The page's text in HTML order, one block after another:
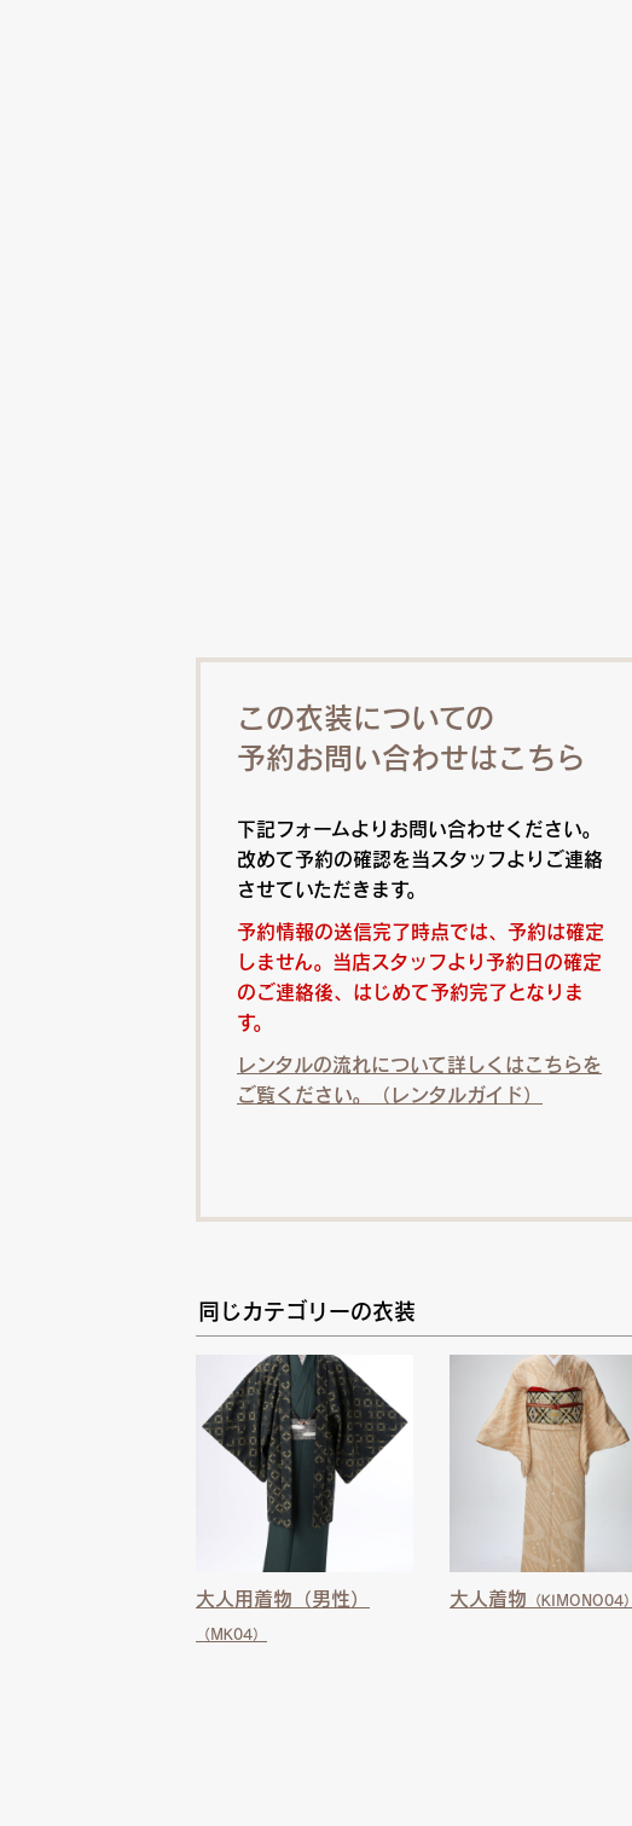
この衣装についての
予約お問い合わせはこちら
下記フォームよりお問い合わせください。
改めて予約の確認を当スタッフよりご連絡
させていただきます。
予約情報の送信完了時点では、予約は確定
しません。当店スタッフより予約日の確定
のご連絡後、はじめて予約完了となりま
す。
レンタルの流れについて詳しくはこちらを
ご覧ください。（レンタルガイド）
同じカテゴリーの衣装
大人用着物（男性）
（MK04）
大人着物 （KIMONO04）